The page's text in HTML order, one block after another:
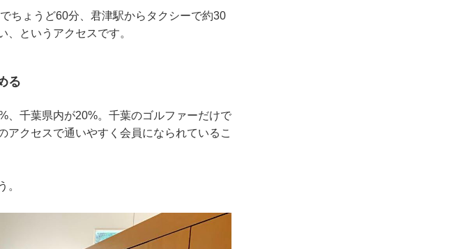
ちょうど60分、君津駅からタクシーで約30
というアクセスです。
る
、千葉県内が20%。千葉のゴルファーだけで
クセスで通いやすく会員になられているこ
。